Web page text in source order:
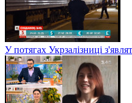
У потягах Укрзалізниці